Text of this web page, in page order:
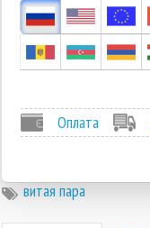
-1
Оплата
витая пара